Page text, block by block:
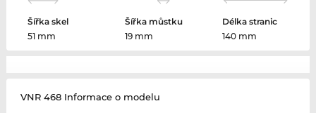
Šířka skel
51 mm
Šířka můstku
19 mm
Délka stranic
140 mm
VNR 468 Informace o modelu